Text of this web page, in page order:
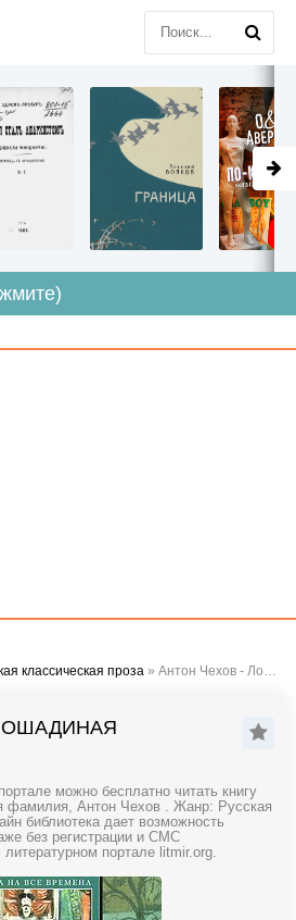
классическая проза » Антон Чехов - Лошадиная фамилия
можно бесплатно читать книгу
фамилия, Антон Чехов . Жанр: Русская
библиотека дает возможность
без регистрации и СМС
портале litmir.org.